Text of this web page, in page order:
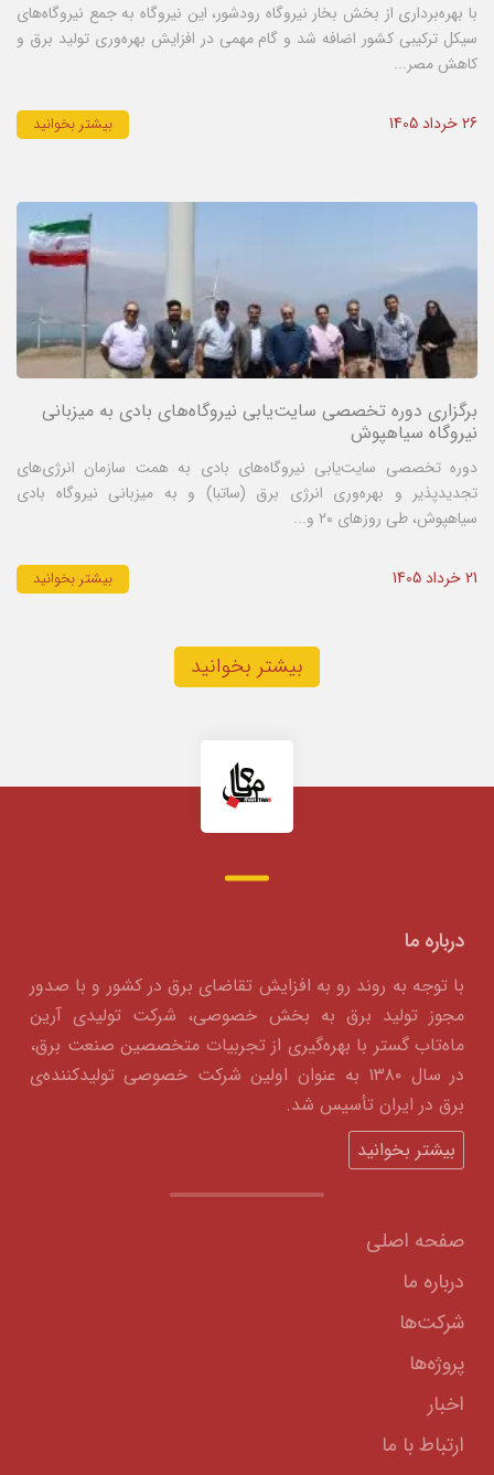
با بهره‌برداری از بخش بخار نیروگاه رودشور، این نیروگاه به جمع نیروگاه‌های
سیکل ترکیبی کشور اضافه شد و گام مهمی در افزایش بهره‌وری تولید برق و
کاهش مصر...
26 خرداد 1405 بیشتر بخوانید
برگزاری دوره تخصصی سایت‌یابی نیروگاه‌های بادی به میزبانی
نیروگاه سیاهپوش
دوره تخصصی سایت‌یابی نیروگاه‌های بادی به همت سازمان انرژی‌های
تجدیدپذیر و بهره‌وری انرژی برق (ساتبا) و به میزبانی نیروگاه بادی
سیاهپوش، طی روزهای ۲۰ و...
21 خرداد 1405 بیشتر بخوانید
بیشتر بخوانید
درباره ما
با توجه به روند رو به افزایش تقاضای برق در کشور و با صدور
مجوز تولید برق به بخش خصوصی، شرکت تولیدی آرین
ماه‌تاب گستر با بهره‌گیری از تجربیات متخصصین صنعت برق،
در سال ۱۳۸۰ به عنوان اولین شرکت خصوصی تولیدکننده‌ی
برق در ایران تأسیس شد.
بیشتر بخوانید
صفحه اصلی
درباره ما
شرکت‌ها
پروژه‌ها
اخبار
ارتباط با ما